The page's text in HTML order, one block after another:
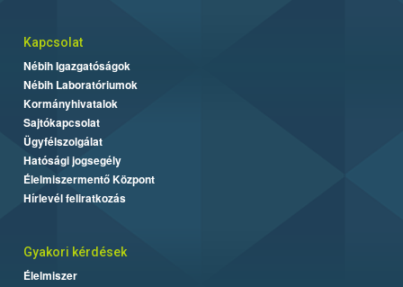
Kapcsolat
Nébih Igazgatóságok
Nébih Laboratóriumok
Kormányhivatalok
Sajtókapcsolat
Ügyfélszolgálat
Hatósági jogsegély
Élelmiszermentő Központ
Hírlevél feliratkozás
Gyakori kérdések
Élelmiszer